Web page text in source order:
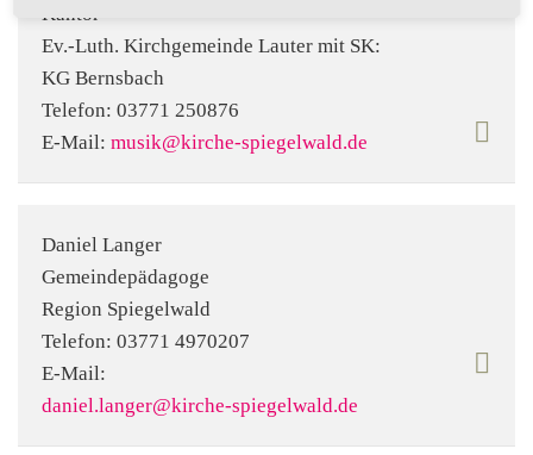
Kantor
Ev.-Luth. Kirchgemeinde Lauter mit SK:
KG Bernsbach
Telefon: 03771 250876
E-Mail: musik@kirche-spiegelwald.de
Daniel Langer
Gemeindepädagoge
Region Spiegelwald
Telefon: 03771 4970207
E-Mail:
daniel.langer@kirche-spiegelwald.de